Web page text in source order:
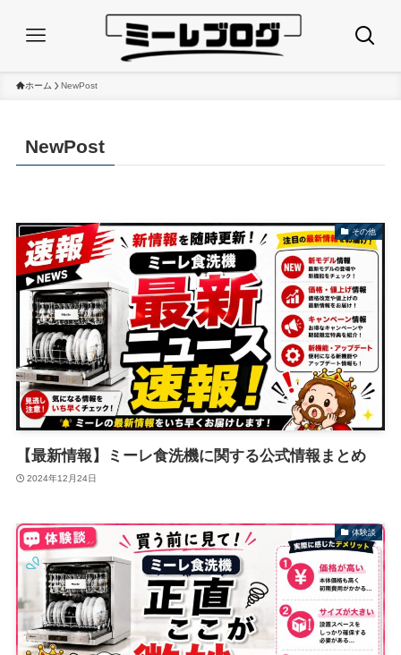
ホーム NewPost
NewPost
その他
【最新情報】ミーレ食洗機に関する公式情報まとめ
2024年12月24日
体験談